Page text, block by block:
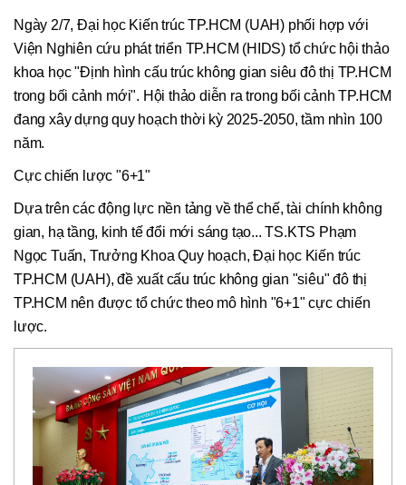
Ngày 2/7, Đại học Kiến trúc TP.HCM (UAH) phối hợp với
Viện Nghiên cứu phát triển TP.HCM (HIDS) tổ chức hội thảo
khoa học "Định hình cấu trúc không gian siêu đô thị TP.HCM
trong bối cảnh mới". Hội thảo diễn ra trong bối cảnh TP.HCM
đang xây dựng quy hoạch thời kỳ 2025-2050, tầm nhìn 100
năm.
Cực chiến lược "6+1"
Dựa trên các động lực nền tảng về thể chế, tài chính không
gian, hạ tầng, kinh tế đổi mới sáng tạo... TS.KTS Phạm
Ngọc Tuấn, Trưởng Khoa Quy hoạch, Đại học Kiến trúc
TP.HCM (UAH), đề xuất cấu trúc không gian "siêu" đô thị
TP.HCM nên được tổ chức theo mô hình "6+1" cực chiến
lược.